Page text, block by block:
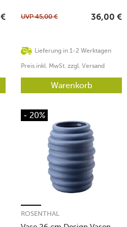
€
Lieferung in 1-2 Werktagen
UVP45,00 € 36,00 €
Preis inkl. MwSt. zzgl. Versand
Warenkorb
- 20%
ROSENTHAL